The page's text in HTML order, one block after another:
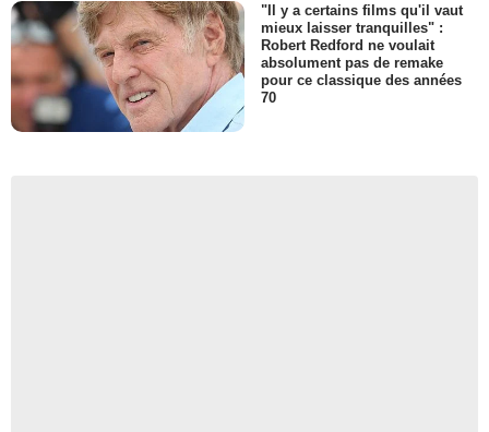
"Il y a certains films qu'il vaut
mieux laisser tranquilles" :
Robert Redford ne voulait
absolument pas de remake
pour ce classique des années
70